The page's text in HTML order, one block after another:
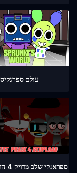
עולם ספרנקיס
ספראנקי שלב מדויק 4 הורדה מחדש